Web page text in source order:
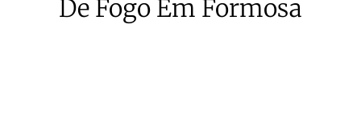
De Fogo Em Formosa